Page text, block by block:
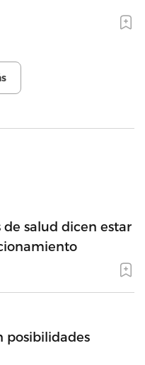
de salud dicen estar
posibilidades